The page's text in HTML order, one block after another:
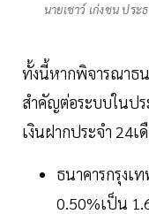
นายเชาว์ เก่งชน ปร
ทั้งนี้หากพิจารณาธ
สำคัญต่อระบบในปร
เงินฝากประจำ 24เ
ธนาคารกรุงเ
0.50%เป็น